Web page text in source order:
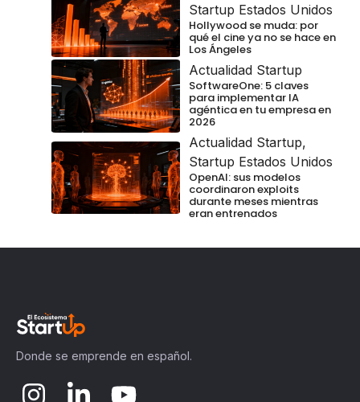
Startup Estados Unidos
Hollywood se muda: por
qué el cine ya no se hace en
Los Ángeles
Actualidad Startup
SoftwareOne: 5 claves
para implementar IA
agéntica en tu empresa en
2026
Actualidad Startup,
Startup Estados Unidos
OpenAI: sus modelos
coordinaron exploits
durante meses mientras
eran entrenados
Donde se emprende en español.